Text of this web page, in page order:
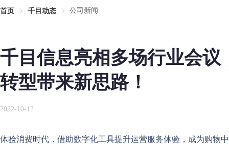
首页 千目动态 公司新闻
千目信息亮相多场行业会议
转型带来新思路！
2022-10-12
体验消费时代，借助数字化工具提升运营服务体验，成为购物